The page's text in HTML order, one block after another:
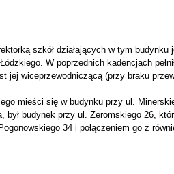
szkół działających w tym
W poprzednich kadencjach
jej wiceprzewodniczącą (przy braku
mieści się w budynku przy ul.
był budynek przy ul. Żeromskiego 26,
34 i połączeniem go z